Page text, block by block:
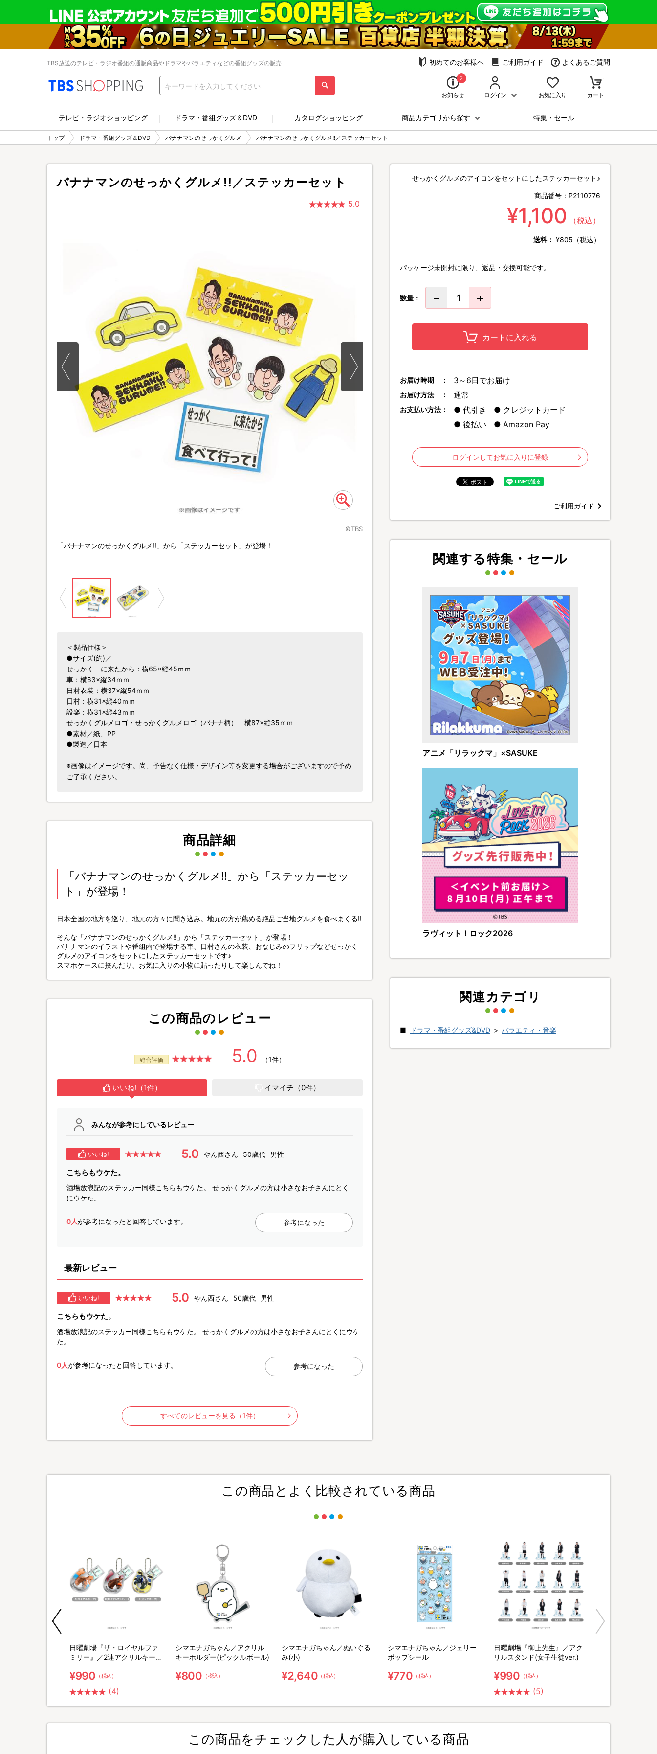
TBS放送のテレビ・ラジオ番組の通販商品やドラマやバラエティなどの番組グッズの販売 初めてのお客様へ ご利用ガイド よくあるご質問
2
お知らせ ログイン お気に入り カート
テレビ・ラジオショッピング ドラマ・番組グッズ＆DVD カタログショッピング 商品カテゴリから探す 特集・セール
トップ ドラマ・番組グッズ＆DVD バナナマンのせっかくグルメ バナナマンのせっかくグルメ!!／ステッカーセット
バナナマンのせっかくグルメ!!／ステッカーセット
5.0
©TBS
「バナナマンのせっかくグルメ!!」から「ステッカーセット」が登場！
＜製品仕様＞
●サイズ(約)／
せっかく＿に来たから：横65×縦45ｍｍ
車：横63×縦34ｍｍ
日村衣装：横37×縦54ｍｍ
日村：横31×縦40ｍｍ
設楽：横31×縦43ｍｍ
せっかくグルメロゴ・せっかくグルメロゴ（バナナ柄）：横87×縦35ｍｍ
●素材／紙、PP
●製造／日本
※画像はイメージです。尚、予告なく仕様・デザイン等を変更する場合がございますので予め
ご了承ください。
商品詳細
「バナナマンのせっかくグルメ!!」から「ステッカーセッ
ト」が登場！
日本全国の地方を巡り、地元の方々に聞き込み。地元の方が薦める絶品ご当地グルメを食べまくる!!
そんな「バナナマンのせっかくグルメ!!」から「ステッカーセット」が登場！
バナナマンのイラストや番組内で登場する車、日村さんの衣装、おなじみのフリップなどせっかく
グルメのアイコンをセットにしたステッカーセットです♪
スマホケースに挟んだり、お気に入りの小物に貼ったりして楽しんでね！
この商品のレビュー
総合評価 5.0 （1件）
いいね!（1件） イマイチ（0件）
みんなが参考にしているレビュー
いいね! 5.0 やん西さん 50歳代 男性
こちらもウケた。
酒場放浪記のステッカー同様こちらもウケた。 せっかくグルメの方は小さなお子さんにとく
にウケた。
0人が参考になったと回答しています。 参考になった
最新レビュー
いいね! 5.0 やん西さん 50歳代 男性
こちらもウケた。
酒場放浪記のステッカー同様こちらもウケた。 せっかくグルメの方は小さなお子さんにとくにウケ
た。
0人が参考になったと回答しています。 参考になった
すべてのレビューを見る（1件）
せっかくグルメのアイコンをセットにしたステッカーセット♪
商品番号： P2110776
¥1,100 （税込）
送料： ¥805（税込）
パッケージ未開封に限り、返品・交換可能です。
数量：
カートに入れる
お届け時期 ： 3～6日でお届け
お届け方法 ： 通常
お支払い方法： 代引き
クレジットカード
後払い
Amazon Pay
ログインしてお気に入りに登録
ご利用ガイド
関連する特集・セール
アニメ「リラックマ」×SASUKE
ラヴィット！ロック2026
関連カテゴリ
ドラマ・番組グッズ&DVD > バラエティ・音楽
この商品とよく比較されている商品
日曜劇場『ザ・ロイヤルファ
ミリー』／2連アクリルキーホ
¥990 （税込）
(4)
シマエナガちゃん／アクリル
キーホルダー(ピックルボール)
¥800 （税込）
シマエナガちゃん／ぬいぐる
み(小)
¥2,640 （税込）
シマエナガちゃん／ジェリー
ポップシール
¥770 （税込）
日曜劇場『御上先生』／アク
リルスタンド(女子生徒ver.)
¥990 （税込）
(5)
この商品をチェックした人が購入している商品